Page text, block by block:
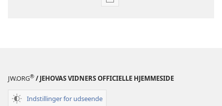
Indstillinger
–
JW.ORG® / JEHOVAS VIDNERS OFFICIELLE HJEMMESIDE
Indstillinger for udseende